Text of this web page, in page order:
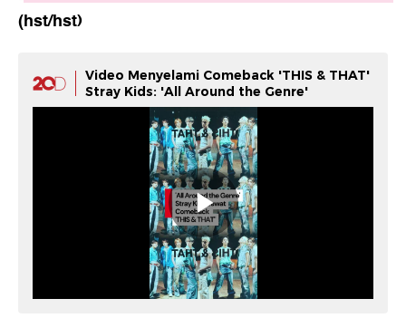
(hst/hst)
Video Menyelami Comeback 'THIS & THAT'
Stray Kids: 'All Around the Genre'